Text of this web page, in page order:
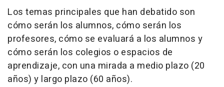
Los temas principales que han debatido son
cómo serán los alumnos, cómo serán los
profesores, cómo se evaluará a los alumnos y
cómo serán los colegios o espacios de
aprendizaje, con una mirada a medio plazo (20
años) y largo plazo (60 años).